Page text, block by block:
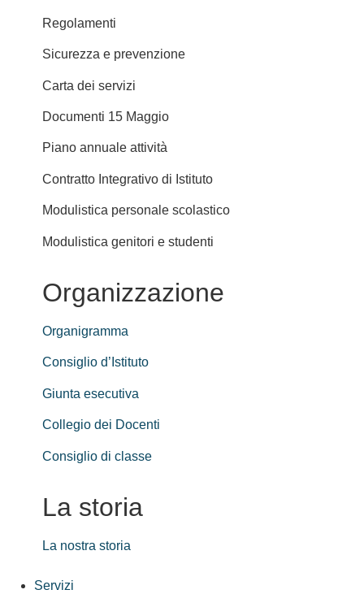
Regolamenti
Sicurezza e prevenzione
Carta dei servizi
Documenti 15 Maggio
Piano annuale attività
Contratto Integrativo di Istituto
Modulistica personale scolastico
Modulistica genitori e studenti
Organizzazione
Organigramma
Consiglio d’Istituto
Giunta esecutiva
Collegio dei Docenti
Consiglio di classe
La storia
La nostra storia
Servizi